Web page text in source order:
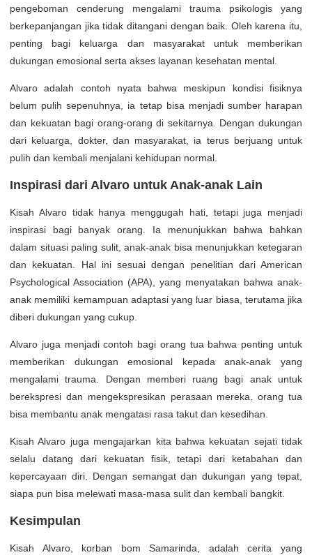
pengeboman cenderung mengalami trauma psikologis yang
berkepanjangan jika tidak ditangani dengan baik. Oleh karena itu,
penting bagi keluarga dan masyarakat untuk memberikan
dukungan emosional serta akses layanan kesehatan mental.
Alvaro adalah contoh nyata bahwa meskipun kondisi fisiknya
belum pulih sepenuhnya, ia tetap bisa menjadi sumber harapan
dan kekuatan bagi orang-orang di sekitarnya. Dengan dukungan
dari keluarga, dokter, dan masyarakat, ia terus berjuang untuk
pulih dan kembali menjalani kehidupan normal.
Inspirasi dari Alvaro untuk Anak-anak Lain
Kisah Alvaro tidak hanya menggugah hati, tetapi juga menjadi
inspirasi bagi banyak orang. Ia menunjukkan bahwa bahkan
dalam situasi paling sulit, anak-anak bisa menunjukkan ketegaran
dan kekuatan. Hal ini sesuai dengan penelitian dari American
Psychological Association (APA), yang menyatakan bahwa anak-
anak memiliki kemampuan adaptasi yang luar biasa, terutama jika
diberi dukungan yang cukup.
Alvaro juga menjadi contoh bagi orang tua bahwa penting untuk
memberikan dukungan emosional kepada anak-anak yang
mengalami trauma. Dengan memberi ruang bagi anak untuk
berekspresi dan mengekspresikan perasaan mereka, orang tua
bisa membantu anak mengatasi rasa takut dan kesedihan.
Kisah Alvaro juga mengajarkan kita bahwa kekuatan sejati tidak
selalu datang dari kekuatan fisik, tetapi dari ketabahan dan
kepercayaan diri. Dengan semangat dan dukungan yang tepat,
siapa pun bisa melewati masa-masa sulit dan kembali bangkit.
Kesimpulan
Kisah Alvaro, korban bom Samarinda, adalah cerita yang